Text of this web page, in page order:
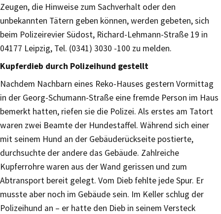
Zeugen, die Hinweise zum Sachverhalt oder den
unbekannten Tätern geben können, werden gebeten, sich
beim Polizeirevier Südost, Richard-Lehmann-Straße 19 in
04177 Leipzig, Tel. (0341) 3030 -100 zu melden.
Kupferdieb durch Polizeihund gestellt
Nachdem Nachbarn eines Reko-Hauses gestern Vormittag
in der Georg-Schumann-Straße eine fremde Person im Haus
bemerkt hatten, riefen sie die Polizei. Als erstes am Tatort
waren zwei Beamte der Hundestaffel. Während sich einer
mit seinem Hund an der Gebäuderückseite postierte,
durchsuchte der andere das Gebäude. Zahlreiche
Kupferrohre waren aus der Wand gerissen und zum
Abtransport bereit gelegt. Vom Dieb fehlte jede Spur. Er
musste aber noch im Gebäude sein. Im Keller schlug der
Polizeihund an – er hatte den Dieb in seinem Versteck